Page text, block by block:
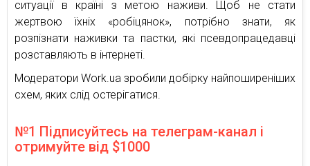
ситуації в країні з метою наживи. Щоб не стати
жертвою їхніх «робіцянок», потрібно знати, як
розпізнати наживки та пастки, які псевдопрацедавці
розставляють в інтернеті.
Модератори Work.ua зробили добірку найпоширеніших
схем, яких слід остерігатися.
№1 Підписуйтесь на телеграм-канал і
отримуйте від $1000